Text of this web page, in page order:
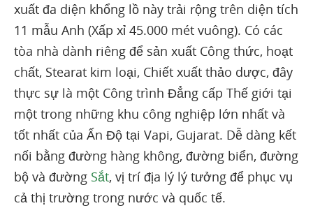
xuất đa diện khổng lồ này trải rộng trên diện tích
11 mẫu Anh (Xấp xỉ 45.000 mét vuông). Có các
tòa nhà dành riêng để sản xuất Công thức, hoạt
chất, Stearat kim loại, Chiết xuất thảo dược, đây
thực sự là một Công trình Đẳng cấp Thế giới tại
một trong những khu công nghiệp lớn nhất và
tốt nhất của Ấn Độ tại Vapi, Gujarat. Dễ dàng kết
nối bằng đường hàng không, đường biển, đường
bộ và đường Sắt, vị trí địa lý lý tưởng để phục vụ
cả thị trường trong nước và quốc tế.